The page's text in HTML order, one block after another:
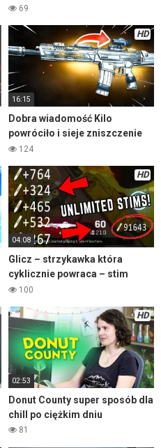
fraga nie dać
69
HD
16:15
Dobra wiadomość Kilo
powróciło i sieje zniszczenie
Warzone
124
HD
04:08
Glicz – strzykawka która
cyklicznie powraca – stim
glitch Warzone
100
HD
02:53
Donut County super sposób dla
chill po ciężkim dniu
81